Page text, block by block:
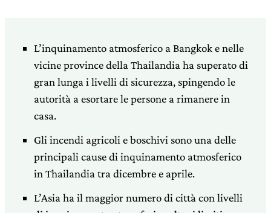
L’inquinamento atmosferico a Bangkok e nelle
vicine province della Thailandia ha superato di
gran lunga i livelli di sicurezza, spingendo le
autorità a esortare le persone a rimanere in
casa.
Gli incendi agricoli e boschivi sono una delle
principali cause di inquinamento atmosferico
in Thailandia tra dicembre e aprile.
L’Asia ha il maggior numero di città con livelli